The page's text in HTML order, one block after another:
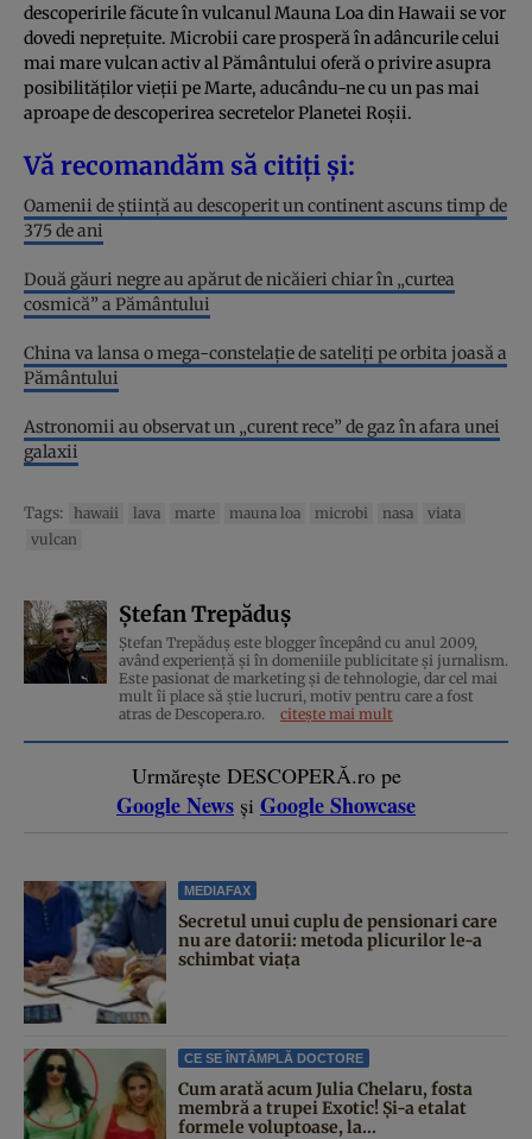
descoperirile făcute în vulcanul Mauna Loa din Hawaii se vor
dovedi neprețuite. Microbii care prosperă în adâncurile celui
mai mare vulcan activ al Pământului oferă o privire asupra
posibilităților vieții pe Marte, aducându-ne cu un pas mai
aproape de descoperirea secretelor Planetei Roșii.
Vă recomandăm să citiți și:
Oamenii de știință au descoperit un continent ascuns timp de
375 de ani
Două găuri negre au apărut de nicăieri chiar în „curtea
cosmică” a Pământului
China va lansa o mega-constelație de sateliți pe orbita joasă a
Pământului
Astronomii au observat un „curent rece” de gaz în afara unei
galaxii
Tags: hawaii lava marte mauna loa microbi nasa
viata
vulcan
Ștefan Trepăduș
Ștefan Trepăduș este blogger începând cu anul 2009,
având experiență și în domeniile publicitate și jurnalism.
Este pasionat de marketing și de tehnologie, dar cel mai
mult îi place să știe lucruri, motiv pentru care a fost
atras de Descopera.ro.
citește mai mult
Urmărește DESCOPERĂ.ro pe
Google News și Google Showcase
MEDIAFAX
Secretul unui cuplu de pensionari care
nu are datorii: metoda plicurilor le-a
schimbat viața
CE SE ÎNTÂMPLĂ DOCTORE
Cum arată acum Julia Chelaru, fosta
membră a trupei Exotic! Și-a etalat
formele voluptoase, la...